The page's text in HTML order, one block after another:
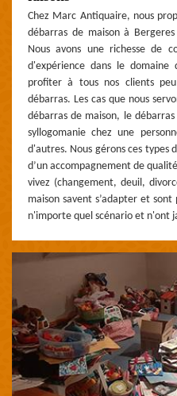
Chez Marc Antiquaire, nous
débarras de maison à
Nous avons une richesse de
d'expérience dans le
profiter à tous nos clients
débarras. Les cas que nous
débarras de maison, le
syllogomanie chez une
d'autres. Nous gérons ces types
d’un accompagnement de
vivez (changement, deuil,
maison savent s’adapter et
n'importe quel scénario et n'ont